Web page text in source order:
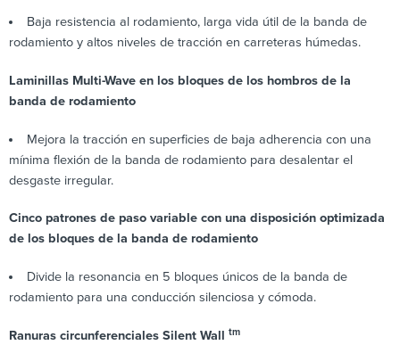
Baja resistencia al rodamiento, larga vida útil de la banda de
rodamiento y altos niveles de tracción en carreteras húmedas.
Laminillas Multi-Wave en los bloques de los hombros de la
banda de rodamiento
Mejora la tracción en superficies de baja adherencia con una
mínima flexión de la banda de rodamiento para desalentar el
desgaste irregular.
Cinco patrones de paso variable con una disposición optimizada
de los bloques de la banda de rodamiento
Divide la resonancia en 5 bloques únicos de la banda de
rodamiento para una conducción silenciosa y cómoda.
Ranuras circunferenciales Silent Wall tm